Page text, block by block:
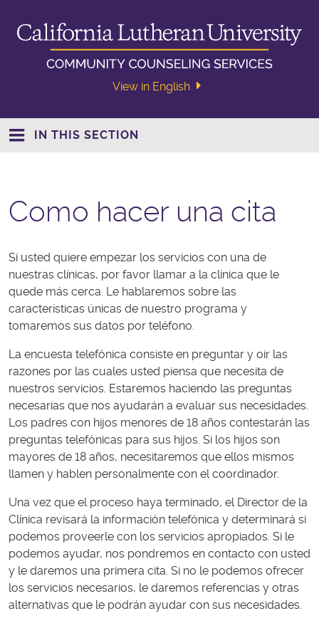
View in English
IN THIS SECTION
Como hacer una cita
Si usted quiere empezar los servicios con una de
nuestras clínicas, por favor llamar a la clínica que le
quede más cerca. Le hablaremos sobre las
características únicas de nuestro programa y
tomaremos sus datos por teléfono.
La encuesta telefónica consiste en preguntar y oir las
razones por las cuales usted piensa que necesita de
nuestros servicios. Estaremos haciendo las preguntas
necesarias que nos ayudarán a evaluar sus necesidades.
Los padres con hijos menores de 18 años contestarán las
preguntas telefónicas para sus hijos. Si los hijos son
mayores de 18 años, necesitaremos que ellos mismos
llamen y hablen personalmente con el coordinador.
Una vez que el proceso haya terminado, el Director de la
Clínica revisará la información telefónica y determinará si
podemos proveerle con los servicios apropiados. Si le
podemos ayudar, nos pondremos en contacto con usted
y le daremos una primera cita. Si no le podemos ofrecer
los servicios necesarios, le daremos referencias y otras
alternativas que le podrán ayudar con sus necesidades.